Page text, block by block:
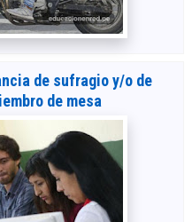
de sufragio y/o de
de mesa